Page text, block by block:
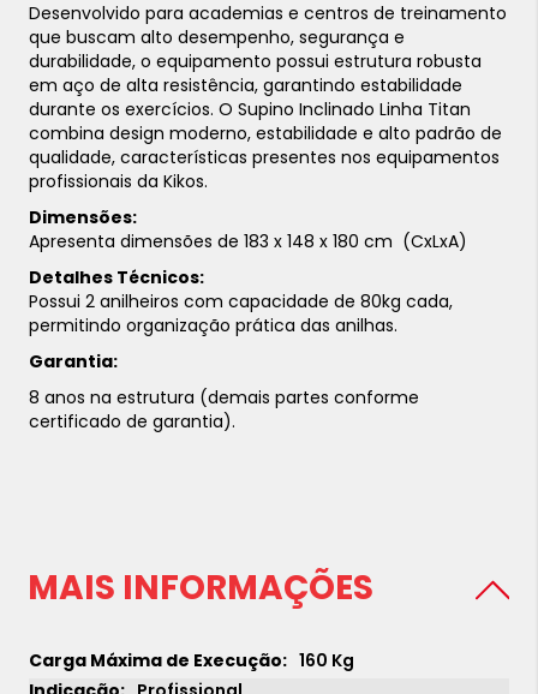
Desenvolvido para academias e centros de treinamento
que buscam alto desempenho, segurança e
durabilidade, o equipamento possui estrutura robusta
em aço de alta resistência, garantindo estabilidade
durante os exercícios. O Supino Inclinado Linha Titan
combina design moderno, estabilidade e alto padrão de
qualidade, características presentes nos equipamentos
profissionais da Kikos.
Dimensões:
Apresenta dimensões de 183 x 148 x 180 cm (CxLxA)
Detalhes Técnicos:
Possui 2 anilheiros com capacidade de 80kg cada,
permitindo organização prática das anilhas.
Garantia:
8 anos na estrutura (demais partes conforme
certificado de garantia).
MAIS INFORMAÇÕES
160 Kg